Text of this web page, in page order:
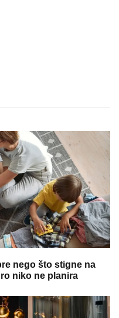
nego što stigne na
niko ne planira